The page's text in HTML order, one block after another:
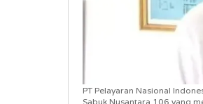
PT Pelayaran Nasional
Sabuk Nusantara 106 yang